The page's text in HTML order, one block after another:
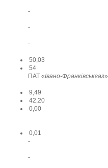
-
-
-
50,03
54
ПАТ «Івано-Франківськгаз»
9,49
42,20
0,00
-
0,01
-
-